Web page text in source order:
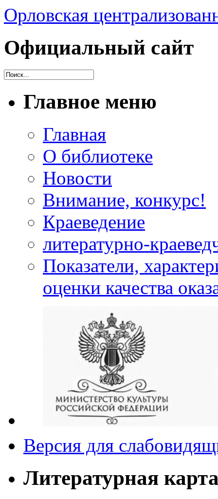
Орловская
Официальный сайт
Главное меню
Главная
О библиотеке
Новости
Внимание, конкурс!
Краеведение
литературно-
Показатели,
оценки качества
Версия для
Литературная